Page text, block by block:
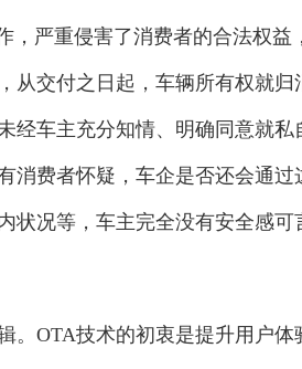
严重侵害了消费者的合法权益
从交付之日起，车辆所有权就归
经车主充分知情、明确同意就私
消费者怀疑，车企是否还会通
状况等，车主完全没有安全感
OTA技术的初衷是提升用户体